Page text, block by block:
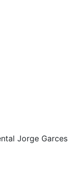
Jorge Garces